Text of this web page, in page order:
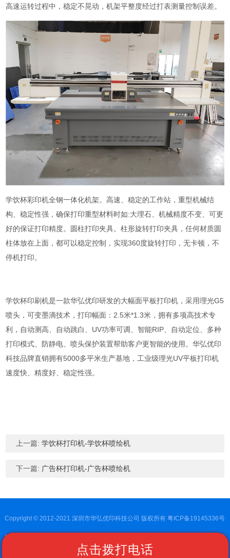
高速运转过程中，稳定不晃动，机架平整度经过打表测量控制误差。
学饮杯彩印机全钢一体化机架。高速、稳定的工作站，重型机械结
构、稳定性强，确保打印重型材料时如:大理石、机械精度不变、可更
好的保证打印精度。圆柱打印夹具。柱形旋转打印夹具，任何材质圆
柱体放在上面，都可以稳定控制，实现360度旋转打印，无卡顿，不
停机打印。
学饮杯印刷机是一款华弘优印研发的大幅面平板打印机，采用理光G5
喷头，可变墨滴技术，打印幅面：2.5米*1.3米，拥有多项高技术专
利，自动测高、自动跳白、UV功率可调、智能RIP、自动定位、多种
打印模式、防静电、喷头保护装置帮助客户更智能的使用。华弘优印
科技品牌直销拥有5000多平米生产基地，工业级理光UV平板打印机
速度快、精度好、稳定性强。
上一篇:学饮杯打印机-学饮杯喷绘机
下一篇: 广告杯打印机-广告杯喷绘机
Copyright © 2012-2021 深圳市华弘优印科技公司 版权所有粤ICP备19145336号
地址：深圳市龙岗区宝南路17号方兴科技园B区1栋103 电话：189-2743-1310 邮
箱：2063217099@qq.com
点击拨打电话